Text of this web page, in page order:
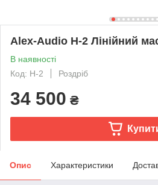
Alex-Audio H-2 Лінійний
В наявності
Код: H-2
Роздріб
34 500 ₴
Опис Характеристики